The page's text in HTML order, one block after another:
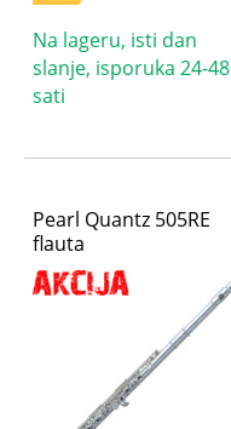
Na lageru, isti dan
slanje, isporuka 24-48
sati
Pearl Quantz 505RE
flauta